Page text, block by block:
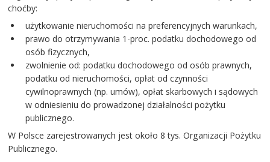
choćby:
użytkowanie nieruchomości na preferencyjnych warunkach,
prawo do otrzymywania 1-proc. podatku dochodowego od
osób fizycznych,
zwolnienie od: podatku dochodowego od osób prawnych,
podatku od nieruchomości, opłat od czynności
cywilnoprawnych (np. umów), opłat skarbowych i sądowych
w odniesieniu do prowadzonej działalności pożytku
publicznego.
W Polsce zarejestrowanych jest około 8 tys. Organizacji Pożytku
Publicznego.